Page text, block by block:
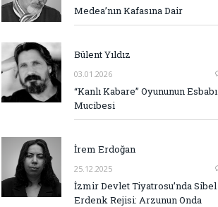
Medea’nın Kafasına Dair
Bülent Yıldız
03.01.2026
“Kanlı Kabare” Oyununun Esbabı
Mucibesi
İrem Erdoğan
25.12.2025
İzmir Devlet Tiyatrosu’nda Sibel
Erdenk Rejisi: Arzunun Onda